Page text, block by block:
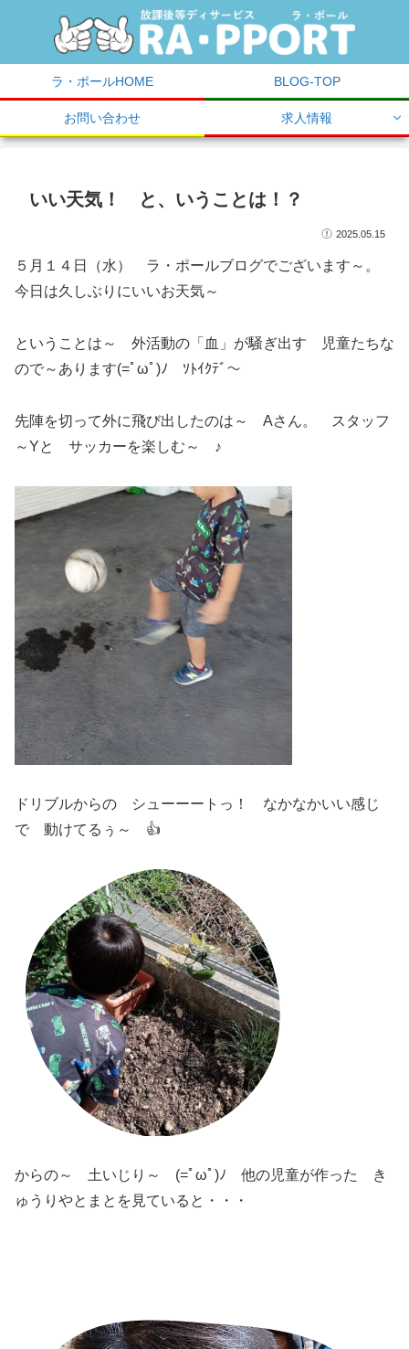
ラ・ポールHOME BLOG-TOP
お問い合わせ 求人情報
いい天気！ と、いうことは！？
2025.05.15
５月１４日（水） ラ・ポールブログでございます～。
今日は久しぶりにいいお天気～
ということは～ 外活動の「血」が騒ぎ出す 児童たちな
ので～あります(=ﾟωﾟ)ﾉ ｿﾄｲｸﾃﾞ～
先陣を切って外に飛び出したのは～ Aさん。 スタッフ
～Yと サッカーを楽しむ～ ♪
ドリブルからの シューーートっ！ なかなかいい感じ
で 動けてるぅ～ 👍
からの～ 土いじり～ (=ﾟωﾟ)ﾉ 他の児童が作った き
ゅうりやとまとを見ていると・・・